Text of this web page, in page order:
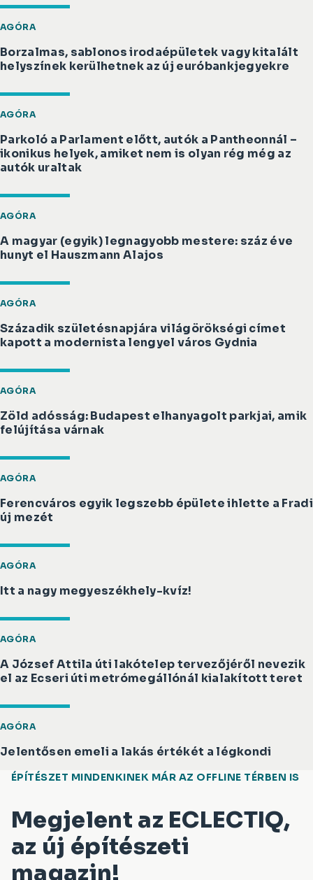
AGÓRA
Borzalmas, sablonos irodaépületek vagy kitalált
helyszínek kerülhetnek az új euróbankjegyekre
AGÓRA
Parkoló a Parlament előtt, autók a Pantheonnál –
ikonikus helyek, amiket nem is olyan rég még az
autók uraltak
AGÓRA
A magyar (egyik) legnagyobb mestere: száz éve
hunyt el Hauszmann Alajos
AGÓRA
Századik születésnapjára világörökségi címet
kapott a modernista lengyel város Gydnia
AGÓRA
Zöld adósság: Budapest elhanyagolt parkjai, amik
felújítása várnak
AGÓRA
Ferencváros egyik legszebb épülete ihlette a Fradi
új mezét
AGÓRA
Itt a nagy megyeszékhely-kvíz!
AGÓRA
A József Attila úti lakótelep tervezőjéről nevezik
el az Ecseri úti metrómegállónál kialakított teret
AGÓRA
Jelentősen emeli a lakás értékét a légkondi
ÉPÍTÉSZET MINDENKINEK MÁR AZ OFFLINE TÉRBEN IS
Megjelent az ECLECTIQ,
az új építészeti
magazin!